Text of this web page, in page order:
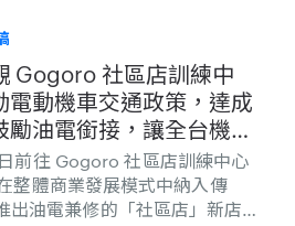
Gogoro 社區店訓練中
電動機車交通政策，達成
油電銜接，讓全台機車
的助力！
前往 Gogoro 社區店訓練中心
整體商業發展模式中納入傳
出油電兼修的「社區店」新店